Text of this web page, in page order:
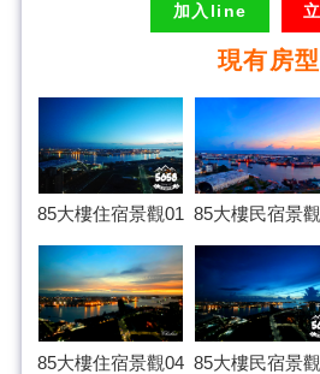
加入line
現有房型
85大樓住宿景觀01 85大樓民宿景
85大樓住宿景觀04 85大樓民宿景